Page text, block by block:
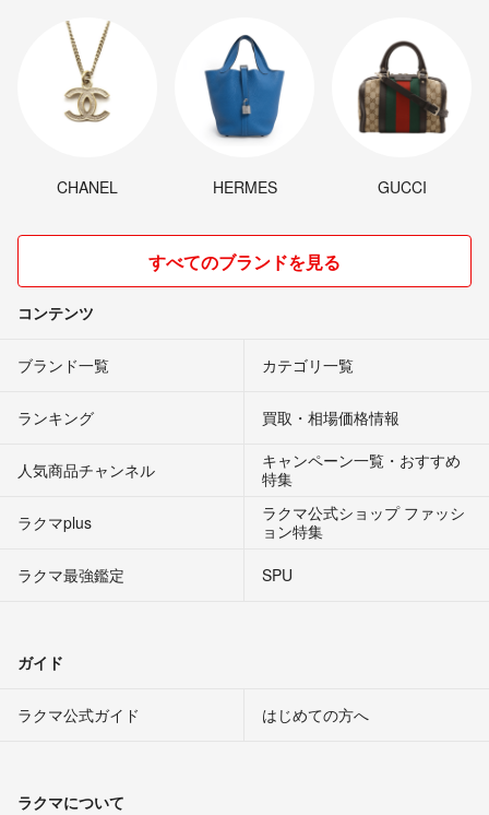
CHANEL HERMES GUCCI
すべてのブランドを見る
コンテンツ
ブランド一覧 カテゴリ一覧
ランキング 買取・相場価格情報
人気商品チャンネル
キャンペーン一覧・おすすめ
特集
ラクマplus
ラクマ公式ショップ ファッシ
ョン特集
ラクマ最強鑑定
SPU
ガイド
ラクマ公式ガイド はじめての方へ
ラクマについて